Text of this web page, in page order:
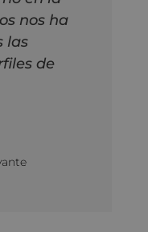
nos ha
las
de